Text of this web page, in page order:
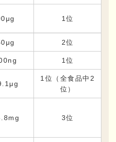
1位
2位
1位
1位（全食品中2
位）
3位